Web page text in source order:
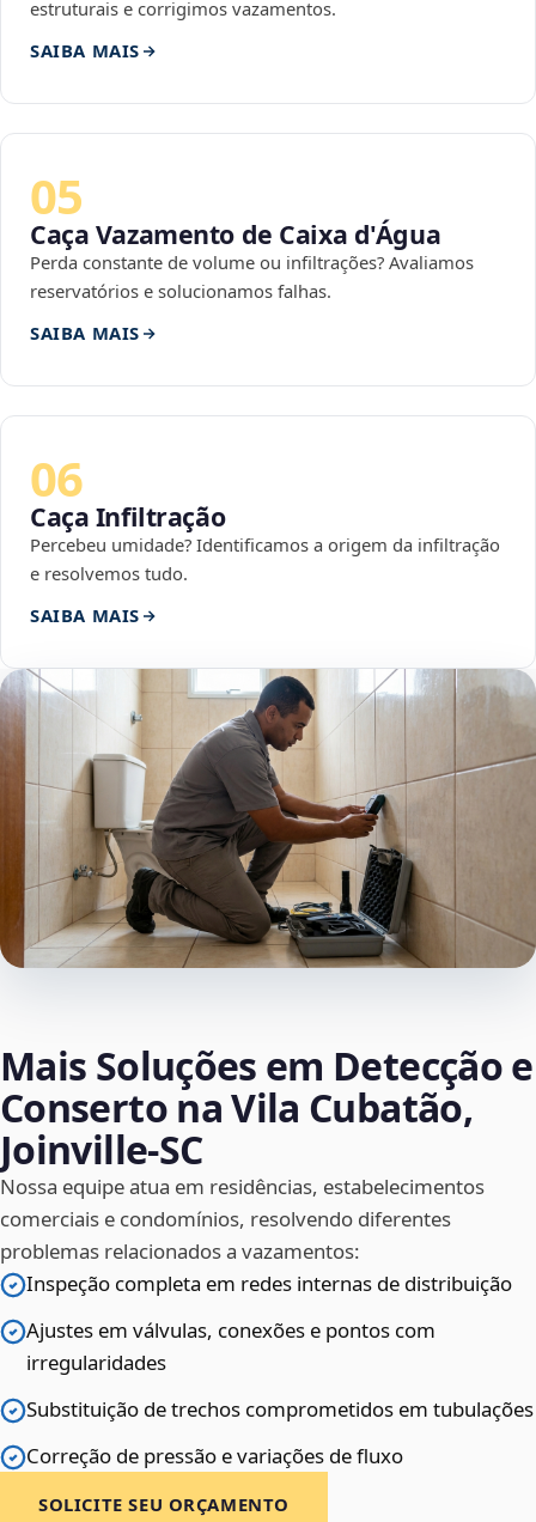
estruturais e corrigimos vazamentos.
SAIBA MAIS
05
Caça Vazamento de Caixa d'Água
Perda constante de volume ou infiltrações? Avaliamos
reservatórios e solucionamos falhas.
SAIBA MAIS
06
Caça Infiltração
Percebeu umidade? Identificamos a origem da infiltração
e resolvemos tudo.
SAIBA MAIS
Mais Soluções em Detecção e
Conserto na Vila Cubatão,
Joinville‑SC
Nossa equipe atua em residências, estabelecimentos
comerciais e condomínios, resolvendo diferentes
problemas relacionados a vazamentos:
Inspeção completa em redes internas de distribuição
Ajustes em válvulas, conexões e pontos com
irregularidades
Substituição de trechos comprometidos em tubulações
Correção de pressão e variações de fluxo
SOLICITE SEU ORÇAMENTO